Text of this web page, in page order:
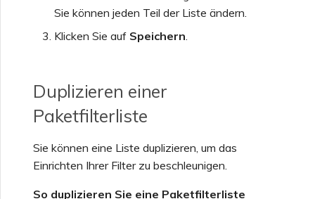
Sie können jeden Teil der Liste ändern.
Klicken Sie auf Speichern
Duplizieren einer
Paketfilterliste
Sie können eine Liste duplizieren, um das
Einrichten Ihrer Filter zu beschleunigen.
So duplizieren Sie eine Paketfilterliste